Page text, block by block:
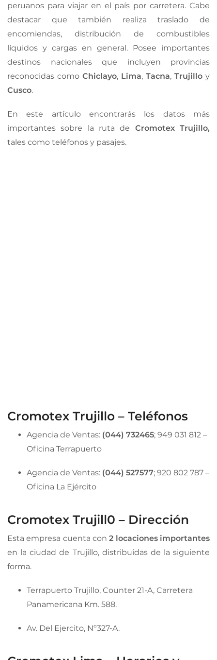
peruanos para viajar en el país por carretera. Cabe
destacar que también realiza traslado de
encomiendas, distribución de combustibles
líquidos y cargas en general. Posee importantes
destinos nacionales que incluyen provincias
reconocidas como Chiclayo, Lima, Tacna, Trujillo y
Cusco.
En este artículo encontrarás los datos más
importantes sobre la ruta de Cromotex Trujillo,
tales como teléfonos y pasajes.
Cromotex Trujillo – Teléfonos
Agencia de Ventas: (044) 732465; 949 031 812 –
Oficina Terrapuerto
Agencia de Ventas: (044) 527577; 920 802 787 –
Oficina La Ejército
Cromotex Trujill0 – Dirección
Esta empresa cuenta con2 locaciones importantes
en la ciudad de Trujillo, distribuidas de la siguiente
forma.
Terrapuerto Trujillo, Counter 21-A, Carretera
Panamericana Km. 588.
Av. Del Ejercito, Nº327-A.